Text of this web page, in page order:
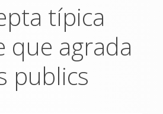
típica
que agrada
publics